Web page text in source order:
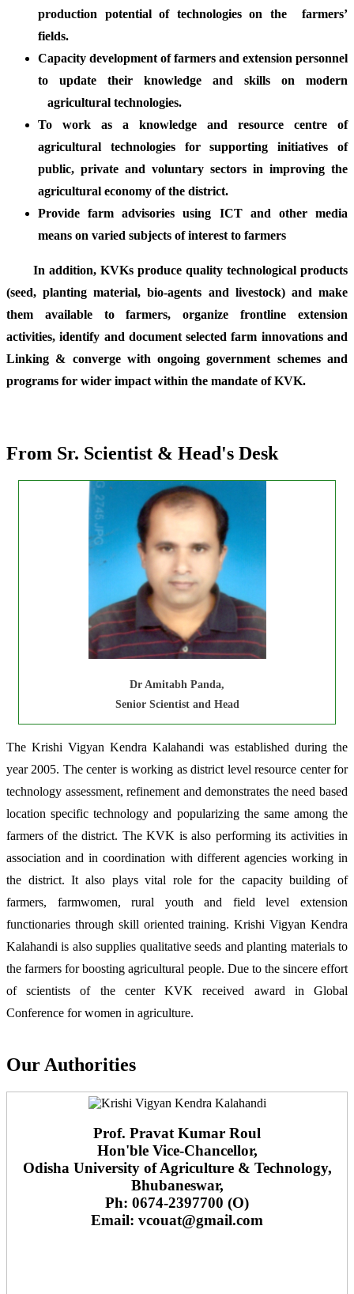
production potential of technologies on the farmers’
fields.
Capacity development of farmers and extension personnel
to update their knowledge and skills on modern
agricultural technologies.
To work as a knowledge and resource centre of
agricultural technologies for supporting initiatives of
public, private and voluntary sectors in improving the
agricultural economy of the district.
Provide farm advisories using ICT and other media
means on varied subjects of interest to farmers
In addition, KVKs produce quality technological products
(seed, planting material, bio-agents and livestock) and make
them available to farmers, organize frontline extension
activities, identify and document selected farm innovations and
Linking & converge with ongoing government schemes and
programs for wider impact within the mandate of KVK.
From Sr. Scientist & Head's Desk
Dr Amitabh Panda,
Senior Scientist and Head
The Krishi Vigyan Kendra Kalahandi was established during the
year 2005. The center is working as district level resource center for
technology assessment, refinement and demonstrates the need based
location specific technology and popularizing the same among the
farmers of the district. The KVK is also performing its activities in
association and in coordination with different agencies working in
the district. It also plays vital role for the capacity building of
farmers, farmwomen, rural youth and field level extension
functionaries through skill oriented training. Krishi Vigyan Kendra
Kalahandi is also supplies qualitative seeds and planting materials to
the farmers for boosting agricultural people. Due to the sincere effort
of scientists of the center KVK received award in Global
Conference for women in agriculture.
Our Authorities
Prof. Pravat Kumar Roul
Hon'ble Vice-Chancellor,
Odisha University of Agriculture & Technology,
Bhubaneswar,
Ph: 0674-2397700 (O)
Email: vcouat@gmail.com